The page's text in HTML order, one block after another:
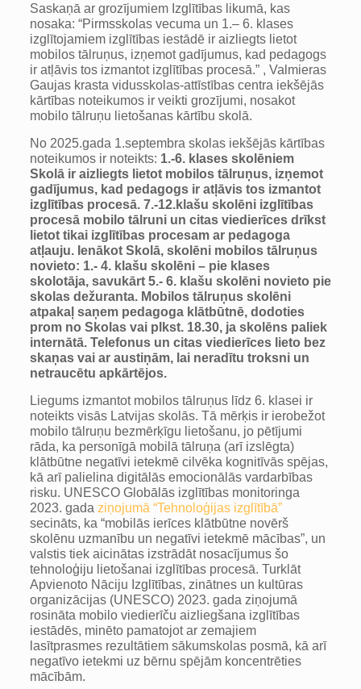
Saskaņā ar grozījumiem Izglītības likumā, kas
nosaka: “Pirmsskolas vecuma un 1.– 6. klases
izglītojamiem izglītības iestādē ir aizliegts lietot
mobilos tālruņus, izņemot gadījumus, kad pedagogs
ir atļāvis tos izmantot izglītības procesā.” , Valmieras
Gaujas krasta vidusskolas-attīstības centra iekšējās
kārtības noteikumos ir veikti grozījumi, nosakot
mobilo tālruņu lietošanas kārtību skolā.
No 2025.gada 1.septembra skolas iekšējās kārtības
noteikumos ir noteikts: 1.-6. klases skolēniem
Skolā ir aizliegts lietot mobilos tālruņus, izņemot
gadījumus, kad pedagogs ir atļāvis tos izmantot
izglītības procesā. 7.-12.klašu skolēni izglītības
procesā mobilo tālruni un citas viedierīces drīkst
lietot tikai izglītības procesam ar pedagoga
atļauju. Ienākot Skolā, skolēni mobilos tālruņus
novieto: 1.- 4. klašu skolēni – pie klases
skolotāja, savukārt 5.- 6. klašu skolēni novieto pie
skolas dežuranta. Mobilos tālruņus skolēni
atpakaļ saņem pedagoga klātbūtnē, dodoties
prom no Skolas vai plkst. 18.30, ja skolēns paliek
internātā. Telefonus un citas viedierīces lieto bez
skaņas vai ar austiņām, lai neradītu troksni un
netraucētu apkārtējos.
Liegums izmantot mobilos tālruņus līdz 6. klasei ir
noteikts visās Latvijas skolās. Tā mērķis ir ierobežot
mobilo tālruņu bezmērķīgu lietošanu, jo pētījumi
rāda, ka personīgā mobilā tālruņa (arī izslēgta)
klātbūtne negatīvi ietekmē cilvēka kognitīvās spējas,
kā arī palielina digitālās emocionālās vardarbības
risku. UNESCO Globālās izglītības monitoringa
2023. gada ziņojumā “Tehnoloģijas izglītībā”
secināts, ka “mobilās ierīces klātbūtne novērš
skolēnu uzmanību un negatīvi ietekmē mācības”, un
valstis tiek aicinātas izstrādāt nosacījumus šo
tehnoloģiju lietošanai izglītības procesā. Turklāt
Apvienoto Nāciju Izglītības, zinātnes un kultūras
organizācijas (UNESCO) 2023. gada ziņojumā
rosināta mobilo viedierīču aizliegšana izglītības
iestādēs, minēto pamatojot ar zemajiem
lasītprasmes rezultātiem sākumskolas posmā, kā arī
negatīvo ietekmi uz bērnu spējām koncentrēties
mācībām.